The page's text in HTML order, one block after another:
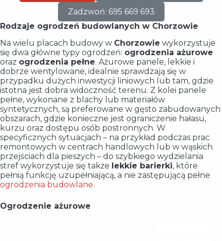
Zadzwoń: 695 669 693
Rodzaje ogrodzeń budowlanych w Chorzowie
Na wielu placach budowy w Chorzowie wykorzystuje
się dwa główne typy ogrodzeń: ogrodzenia ażurowe
oraz ogrodzenia pełne. Ażurowe panele, lekkie i
dobrze wentylowane, idealnie sprawdzają się w
przypadku dużych inwestycji liniowych lub tam, gdzie
istotna jest dobra widoczność terenu. Z kolei panele
pełne, wykonane z blachy lub materiałów
syntetycznych, są preferowane w gęsto zabudowanych
obszarach, gdzie konieczne jest ograniczenie hałasu,
kurzu oraz dostępu osób postronnych. W
specyficznych sytuacjach – na przykład podczas prac
remontowych w centrach handlowych lub w wąskich
przejściach dla pieszych – do szybkiego wydzielania
stref wykorzystuje się także lekkie barierki, które
pełnią funkcję uzupełniającą, a nie zastępującą pełne
ogrodzenia budowlane.
Ogrodzenie ażurowe